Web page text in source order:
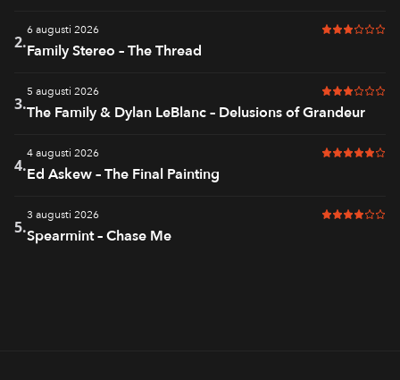
2.
6 augusti 2026 3 av 6 i
Family Stereo – The Thread
3.
5 augusti 2026 3 av 6 i
The Family & Dylan LeBlanc – Delusions of Grandeur
4.
4 augusti 2026 5 av 6 i
Ed Askew – The Final Painting
5.
3 augusti 2026 4 av 6 i
Spearmint – Chase Me